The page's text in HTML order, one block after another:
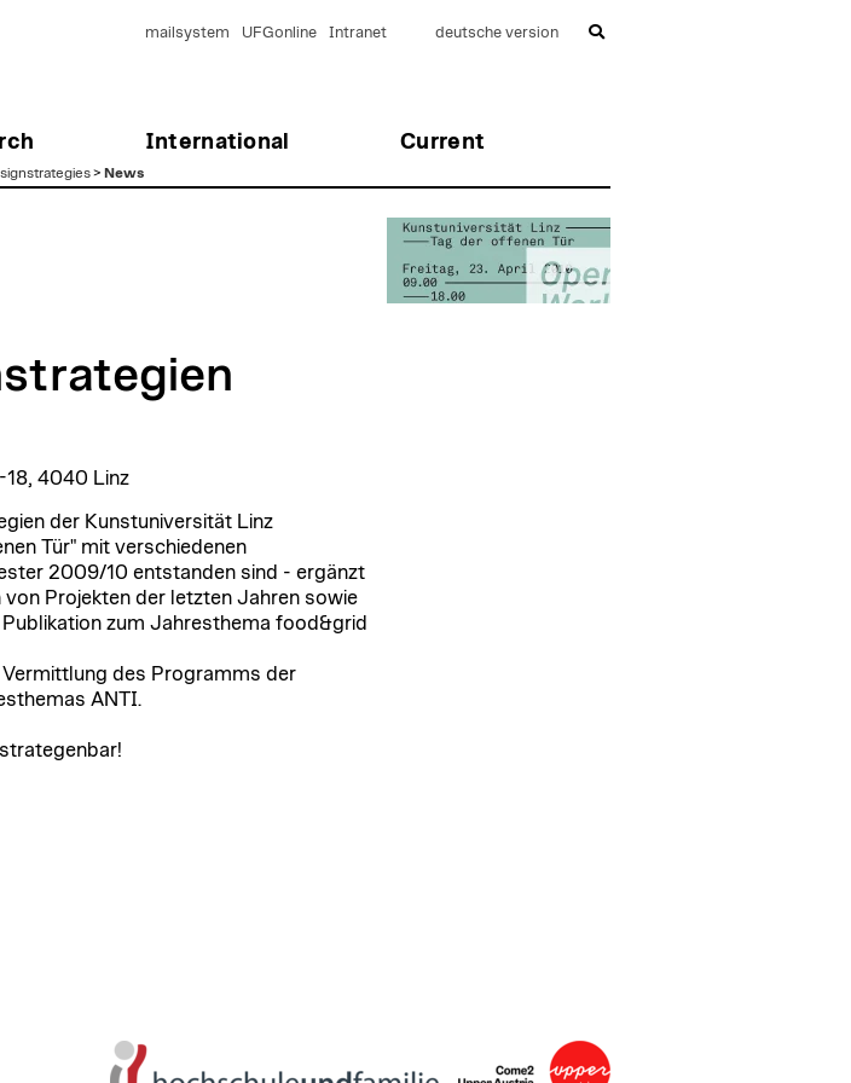
International Current
mailsystem UFGonline Intranet deutsche version
> News
18, 4040 Linz
der Kunstuniversität Linz
Tür" mit verschiedenen
2009/10 entstanden sind - ergänzt
Projekten der letzten Jahren sowie
zum Jahresthema food&grid
des Programms der
ANTI.